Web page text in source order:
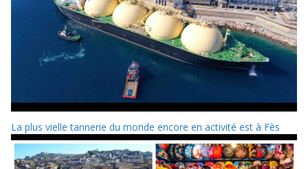
La plus vielle tannerie du monde encore en activité est à Fès